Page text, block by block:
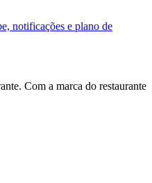
notificações e plano de
Com a marca do restaurante